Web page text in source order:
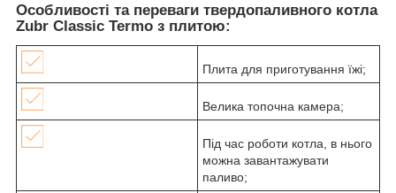
Особливості та переваги твердопаливного котла
Zubr Classic Termo з плитою:
Плита для приготування їжі;
Велика топочна камера;
Під час роботи котла, в нього
можна завантажувати
паливо;